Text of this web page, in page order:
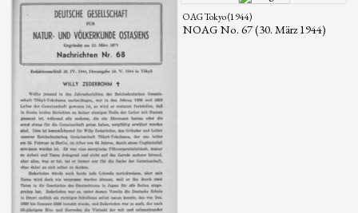
OAG Tokyo (1944)
NOAG No. 67 (30. März 1944)